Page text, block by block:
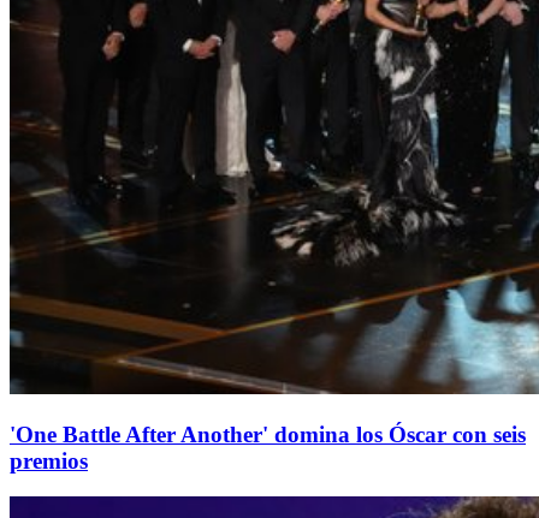
'One Battle After Another' domina los Óscar con seis
premios